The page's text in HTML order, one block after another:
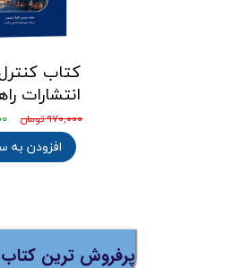
کتاب کنترل
انتشارات
۹۷۰,۰۰۰ تومان
افزودن به
پرفروش ترین